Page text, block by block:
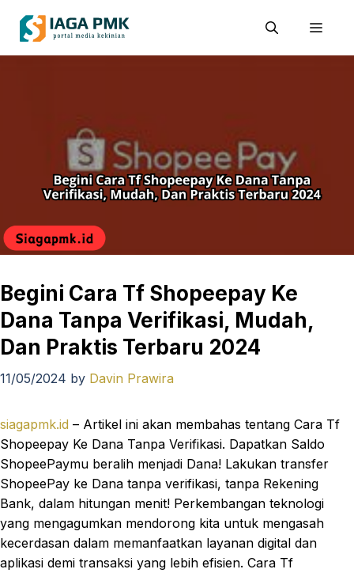
Begini Cara Tf Shopeepay Ke
Dana Tanpa Verifikasi, Mudah,
Dan Praktis Terbaru 2024
11/05/2024 by Davin Prawira
siagapmk.id – Artikel ini akan membahas tentang Cara Tf
Shopeepay Ke Dana Tanpa Verifikasi. Dapatkan Saldo
ShopeePaymu beralih menjadi Dana! Lakukan transfer
ShopeePay ke Dana tanpa verifikasi, tanpa Rekening
Bank, dalam hitungan menit! Perkembangan teknologi
yang mengagumkan mendorong kita untuk mengasah
kecerdasan dalam memanfaatkan layanan digital dan
aplikasi demi transaksi yang lebih efisien. Cara Tf